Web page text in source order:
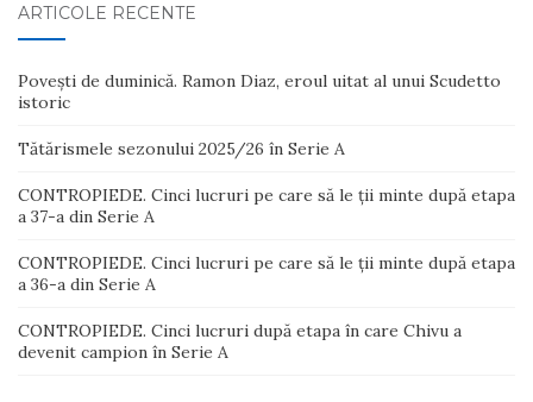
ARTICOLE RECENTE
Povești de duminică. Ramon Diaz, eroul uitat al unui Scudetto
istoric
Tătărismele sezonului 2025/26 în Serie A
CONTROPIEDE. Cinci lucruri pe care să le ții minte după etapa
a 37-a din Serie A
CONTROPIEDE. Cinci lucruri pe care să le ții minte după etapa
a 36-a din Serie A
CONTROPIEDE. Cinci lucruri după etapa în care Chivu a
devenit campion în Serie A